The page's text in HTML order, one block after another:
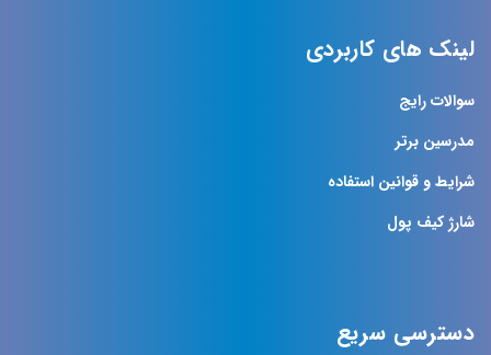
لینک های کاربردی
سوالات رایج
مدرسین برتر
شرایط و قوانین استفاده
شارژ کیف پول
دسترسی سریع